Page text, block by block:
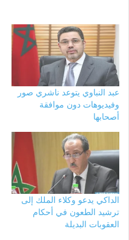
عبد النباوي يتوعد ناشري صور
وفيديوهات دون موافقة
أصحابها
الداكي يدعو وكلاء الملك إلى
ترشيد الطعون في أحكام
العقوبات البديلة